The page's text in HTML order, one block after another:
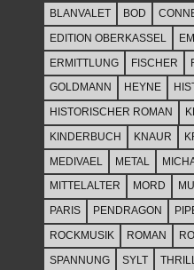
BLANVALET BOD
EDITION OBERKASSEL
ERMITTLUNG
FISCHER
GOLDMANN
HEYNE
HISTORISCHER ROMAN
KINDERBUCH
KNAUR
MEDIVAEL
METAL
MITTELALTER
MORD
PARIS
PENDRAGON
ROCKMUSIK
ROMAN
SPANNUNG
SYLT